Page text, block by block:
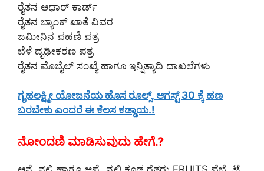
ರೈತನ ಆಧಾರ್ ಕಾರ್ಡ್
ರೈತನ ಬ್ಯಾಂಕ್ ಖಾತೆ ವಿವರ
ಜಮೀನಿನ ಪಹಣಿ ಪತ್ರ
ಬೆಳೆ ದೃಢೀಕರಣ ಪತ್ರ
ರೈತನ ಮೊಬೈಲ್ ಸಂಖ್ಯೆ ಹಾಗೂ ಇನ್ನಿತ್ಯಾದಿ ದಾಖಲೆಗಳು
ಗೃಹಲಕ್ಷ್ಮೀ ಯೋಜನೆಯ ಹೊಸ ರೂಲ್ಸ್, ಆಗಸ್ಟ್ 30 ಕ್ಕೆ ಹಣ
ಬರಬೇಕು ಎಂದರೆ ಈ ಕೆಲಸ ಕಡ್ಡಾಯ.!
ನೋಂದಣಿ ಮಾಡಿಸುವುದು ಹೇಗೆ.?